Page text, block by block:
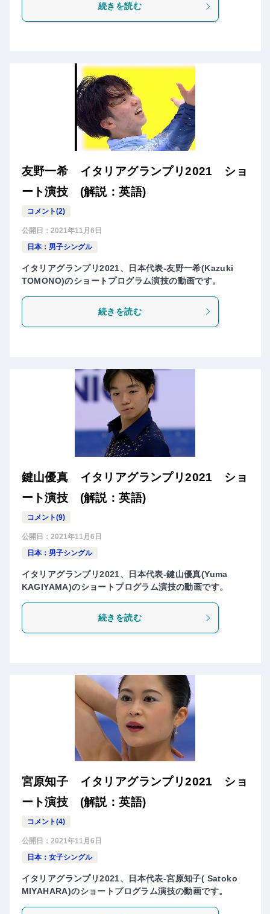
続きを読む
友野一希 イタリアグランプリ2021 ショ
ート演技 (解説：英語)
コメント(2)
公開日： 2021年11月6日
日本：男子シングル
イタリアグランプリ2021、日本代表-友野一希(Kazuki
TOMONO)のショートプログラム演技の動画です。
続きを読む
鍵山優真 イタリアグランプリ2021 ショ
ート演技 (解説：英語)
コメント(9)
公開日： 2021年11月6日
日本：男子シングル
イタリアグランプリ2021、日本代表-鍵山優真(Yuma
KAGIYAMA)のショートプログラム演技の動画です。
続きを読む
宮原知子 イタリアグランプリ2021 ショ
ート演技 (解説：英語)
コメント(4)
公開日： 2021年11月6日
日本：女子シングル
イタリアグランプリ2021、日本代表-宮原知子( Satoko
MIYAHARA)のショートプログラム演技の動画です。